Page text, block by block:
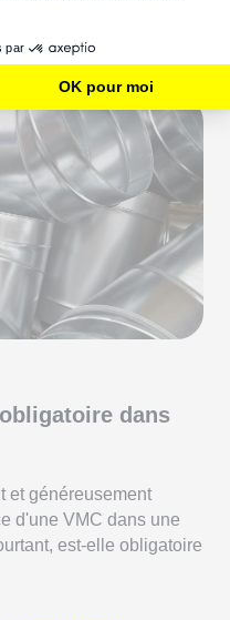
voie de la réussite,
conseils en matière de
dans
et généreusement
d'une VMC dans une
est-elle obligatoire